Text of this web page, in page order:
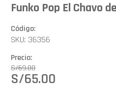
Funko Pop El Chavo
Código:
SKU: 36356
Precio:
S/69.00
S/65.00